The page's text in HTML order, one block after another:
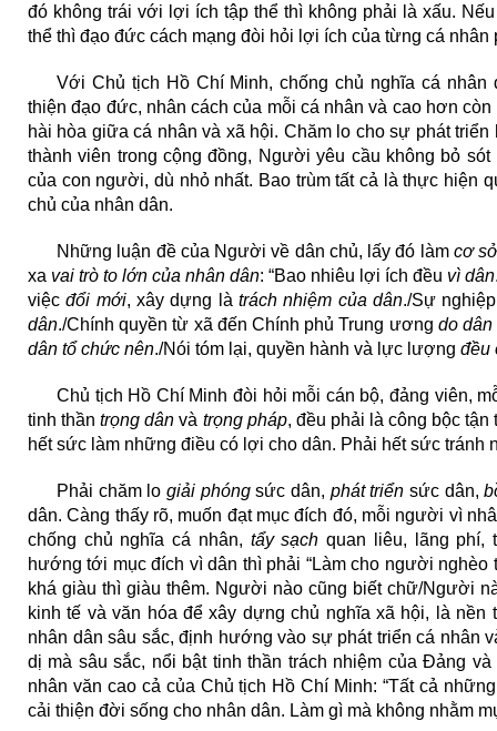
đó không trái với lợi ích tập thể thì không phải là xấu.
thể thì đạo đức cách mạng đòi hỏi lợi ích của từng cá
Với Chủ tịch Hồ Chí Minh, chống chủ nghĩa cá
thiện đạo đức, nhân cách của mỗi cá nhân và cao hơn
hài hòa giữa cá nhân và xã hội. Chăm lo cho sự phát
thành viên trong cộng đồng, Người yêu cầu không bỏ
của con người, dù nhỏ nhất. Bao trùm tất cả là thực hiện
chủ của nhân dân.
Những luận đề của Người về dân chủ, lấy đó làmcơ
xa vai trò to lớn của nhân dân: “Bao nhiêu lợi ích đều vì dân
việcđổi mới, xây dựng là trách nhiệm của dân./Sự
dân./Chính quyền từ xã đến Chính phủ Trung ương do dân
dân tổ chức nên./Nói tóm lại, quyền hành và lực lượng đều
Chủ tịch Hồ Chí Minh đòi hỏi mỗi cán bộ, đảng viên,
tinh thần trọng dân và trọng pháp, đều phải là công bộc tận
hết sức làm những điều có lợi cho dân. Phải hết sức tránh
Phải chăm lo giải phóngsức dân, phát triển sức dân,
dân. Càng thấy rõ, muốn đạt mục đích đó, mỗi người vì
chống chủ nghĩa cá nhân, tẩy sạch quan liêu, lãng phí,
hướng tới mục đích vì dân thì phải “Làm cho người
khá giàu thì giàu thêm. Người nào cũng biết chữ/Người
kinh tế và văn hóa để xây dựng chủ nghĩa xã hội, là
nhân dân sâu sắc, định hướng vào sự phát triển cá nhân
dị mà sâu sắc, nổi bật tinh thần trách nhiệm của Đảng
nhân văn cao cả của Chủ tịch Hồ Chí Minh: “Tất cả
cải thiện đời sống cho nhân dân. Làm gì mà không nhằm